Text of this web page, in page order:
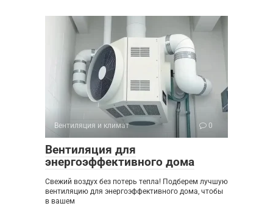
Вентиляция и климат 0
Вентиляция для
энергоэффективного дома
Свежий воздух без потерь тепла! Подберем лучшую
вентиляцию для энергоэффективного дома, чтобы
в вашем